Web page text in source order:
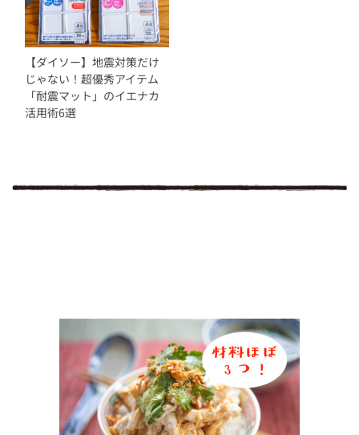
【ダイソー】地震対策だけ
じゃない！超優秀アイテム
「耐震マット」のイエナカ
活用術6選